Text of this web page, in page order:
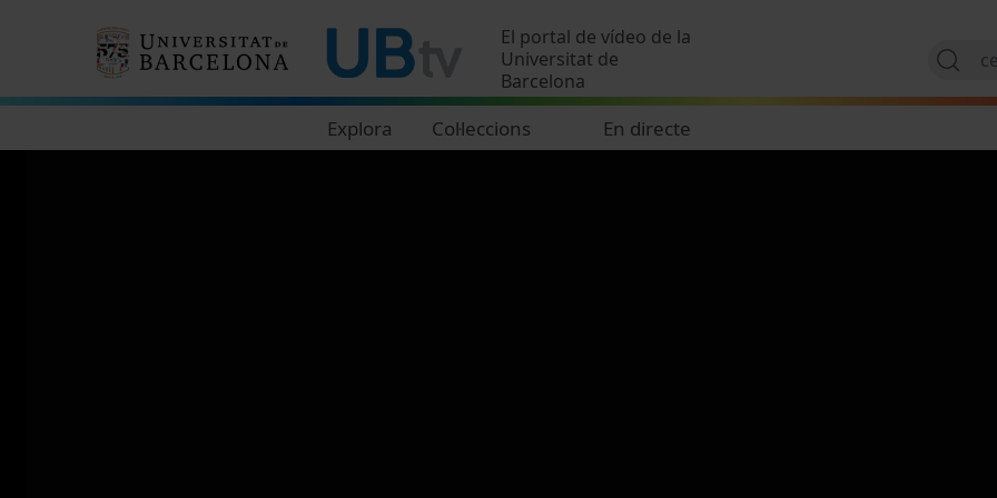
El portal de vídeo de la
Universitat de
Barcelona
Explora Col·leccions En directe